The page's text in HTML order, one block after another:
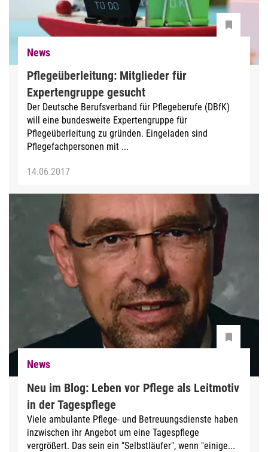
News
Pflegeüberleitung: Mitglieder für
Expertengruppe gesucht
Der Deutsche Berufsverband für Pflegeberufe (DBfK)
will eine bundesweite Expertengruppe für
Pflegeüberleitung zu gründen. Eingeladen sind
Pflegefachpersonen mit ...
14.06.2017
News
Neu im Blog: Leben vor Pflege als Leitmotiv
in der Tagespflege
Viele ambulante Pflege- und Betreuungsdienste haben
inzwischen ihr Angebot um eine Tagespflege
vergrößert. Das sein ein "Selbstläufer", wenn "einige...